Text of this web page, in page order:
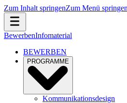
Zum Inhalt springenZum Menü springen
BewerbenInfomaterial
BEWERBEN
PROGRAMME
Kommunikationsdesign